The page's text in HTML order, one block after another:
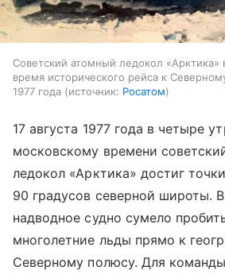
Советский атомный ледокол «Арктика»
время исторического рейса к
1977 года
источник: Росатом
17 августа 1977 года в четыре
московскому времени
ледокол «Арктика» достиг
90 градусов северной широты.
надводное судно сумело
многолетние льды прямо к
Северному полюсу. Для